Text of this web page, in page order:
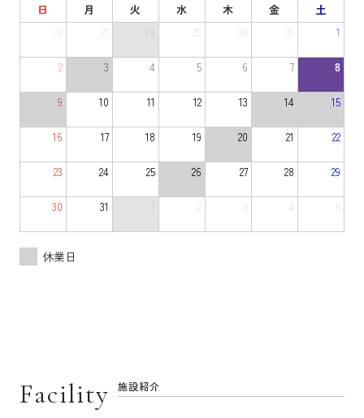
日 月 火 水 木 金
土
27 29 30 31 1
2 3 4 5 6 7 8
9 10 11 12 13 14 15
16 17 18 19 20 21 22
23 24 25 26 27 28 29
30 31 2 3 4 5
休業日
Facility 施設紹介